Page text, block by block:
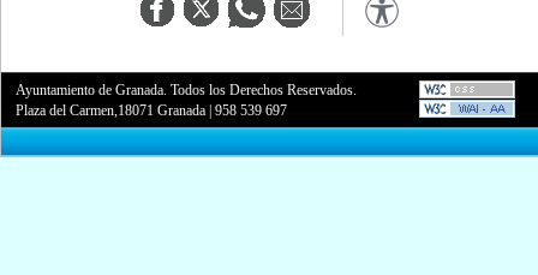
Ayuntamiento de Granada. Todos los Derechos Reservados.
Plaza del Carmen,18071 Granada |958 539 697